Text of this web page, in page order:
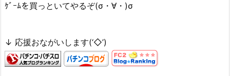
ｹﾞｰﾑを買っといてやるぞ(σ・∀・)σ
↓ 応援おながいします(‘◇’)ゞ